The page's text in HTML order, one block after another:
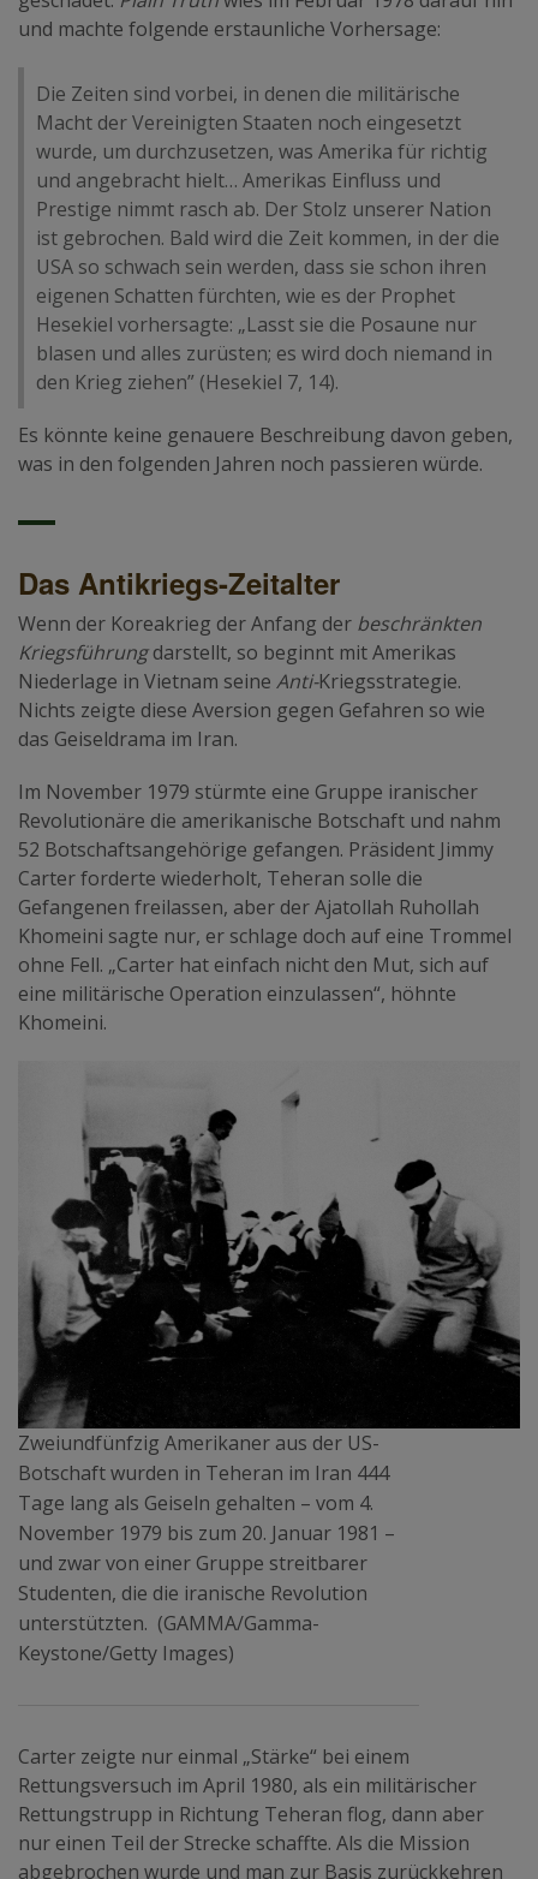
und machte folgende erstaunliche Vorhersage:
Die Zeiten sind vorbei, in denen die militärische
Macht der Vereinigten Staaten noch eingesetzt
wurde, um durchzusetzen, was Amerika für richtig
und angebracht hielt… Amerikas Einfluss und
Prestige nimmt rasch ab. Der Stolz unserer Nation
ist gebrochen. Bald wird die Zeit kommen, in der die
USA so schwach sein werden, dass sie schon ihren
eigenen Schatten fürchten, wie es der Prophet
Hesekiel vorhersagte: „Lasst sie die Posaune nur
blasen und alles zurüsten; es wird doch niemand in
den Krieg ziehen” (Hesekiel 7, 14).
Es könnte keine genauere Beschreibung davon geben,
was in den folgenden Jahren noch passieren würde.
Das Antikriegs-Zeitalter
Wenn der Koreakrieg der Anfang der beschränkten
Kriegsführungdarstellt, so beginnt mit Amerikas
Niederlage in Vietnam seine Anti-Kriegsstrategie.
Nichts zeigte diese Aversion gegen Gefahren so wie
das Geiseldrama im Iran.
Im November 1979 stürmte eine Gruppe iranischer
Revolutionäre die amerikanische Botschaft und nahm
52 Botschaftsangehörige gefangen. Präsident Jimmy
Carter forderte wiederholt, Teheran solle die
Gefangenen freilassen, aber der Ajatollah Ruhollah
Khomeini sagte nur, er schlage doch auf eine Trommel
ohne Fell. „Carter hat einfach nicht den Mut, sich auf
eine militärische Operation einzulassen“, höhnte
Khomeini.
Zweiundfünfzig Amerikaner aus der US-
Botschaft wurden in Teheran im Iran 444
Tage lang als Geiseln gehalten – vom 4.
November 1979 bis zum 20. Januar 1981 –
und zwar von einer Gruppe streitbarer
Studenten, die die iranische Revolution
unterstützten. (GAMMA/Gamma-
Keystone/Getty Images)
Carter zeigte nur einmal „Stärke“ bei einem
Rettungsversuch im April 1980, als ein militärischer
Rettungstrupp in Richtung Teheran flog, dann aber
nur einen Teil der Strecke schaffte. Als die Mission
abgebrochen wurde und man zur Basis zurückkehren